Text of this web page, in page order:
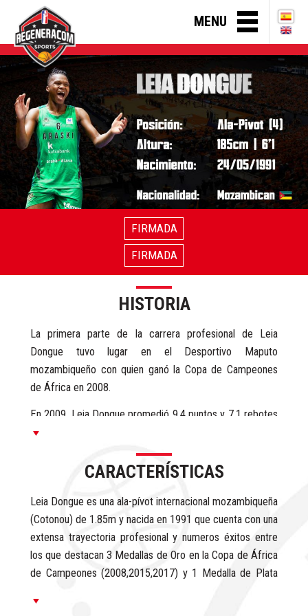
MENU
FIRMADA
FIRMADA
HISTORIA
La primera parte de la carrera profesional de Leia
Dongue tuvo lugar en el Desportivo Maputo
mozambiqueño con quien ganó la Copa de Campeones
de África en 2008.
En 2009, Leia Dongue promedió 9.4 puntos y 7.1 rebotes
en 19 minutos por partido en el Afrobasket y fue
escogida en el Mejor Quinteto y Mejor Reboteadora de
la Copa de Campeones de África.
En 2012, Leia disputó la Clasificación para los Juegos
Olímpicos de Londres y promedió 12.5 puntos y 8
rebotes por partido además de ganar la Copa de
Campeones de África y ser nombrada en el Mejor
Quinteto.
CARACTERÍSTICAS
Leia Dongue es una ala-pívot internacional mozambiqueña
(Cotonou) de 1.85m y nacida en 1991 que cuenta con una
extensa trayectoria profesional y numeros éxitos entre
los que destacan 3 Medallas de Oro en la Copa de África
de Campeones (2008,2015,2017) y 1 Medalla de Plata